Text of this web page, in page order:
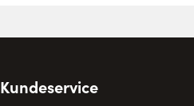
Kundeservice